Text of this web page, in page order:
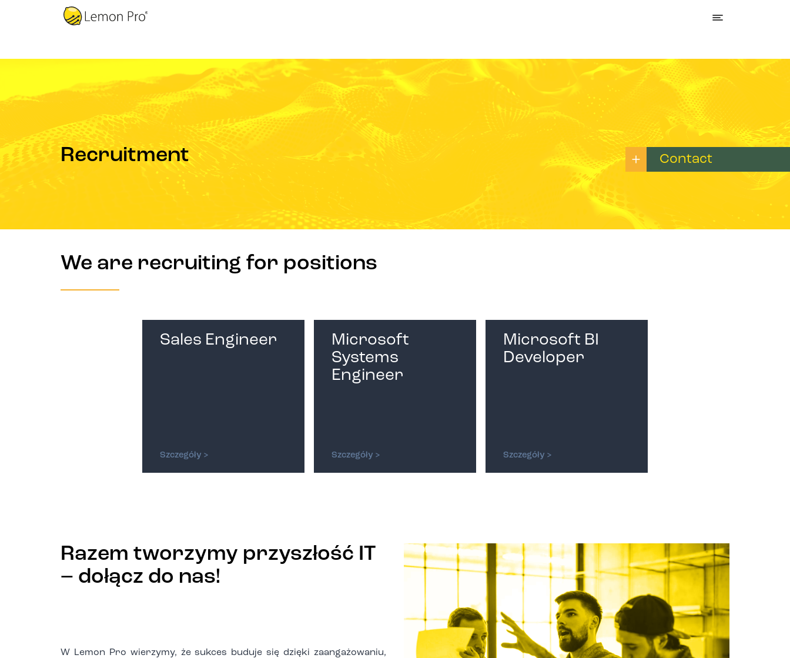
Contact
Recruitment
We are recruiting for positions
Sales Engineer
Szczegóły >
Microsoft
Systems
Engineer
Szczegóły >
Microsoft BI
Developer
Szczegóły >
Razem tworzymy przyszłość IT
– dołącz do nas!
W Lemon Pro wierzymy, że sukces buduje się dzięki zaangażowaniu,